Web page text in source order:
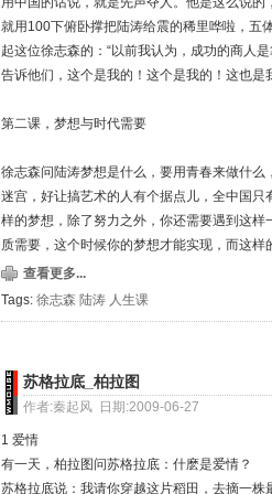
就用100下俯卧撑把陆涛给震的稀里哗啦，五
起这位徐志森的：“以前我认为，成功的商人
告诉他们，这个是我的！这个是我的！这也是
第二课，梦想与时代需要
徐志森问陆涛梦想是什么，要用青春来做什
迷宫，好让搞艺术的人有个据点儿，全中国只
样的梦想，除了努力之外，你还需要遇到这
质需要，这个时候你的梦想才能实现，而这样
查看更多...
Tags: 徐志森 陆涛 人生课
苏格拉底_柏拉图
作者:秦起风 日期:2009-06-27
1 爱情
有一天，柏拉图问苏格拉底：什麽是爱情？
苏格拉底说：我请你穿越这片稻田，去摘一